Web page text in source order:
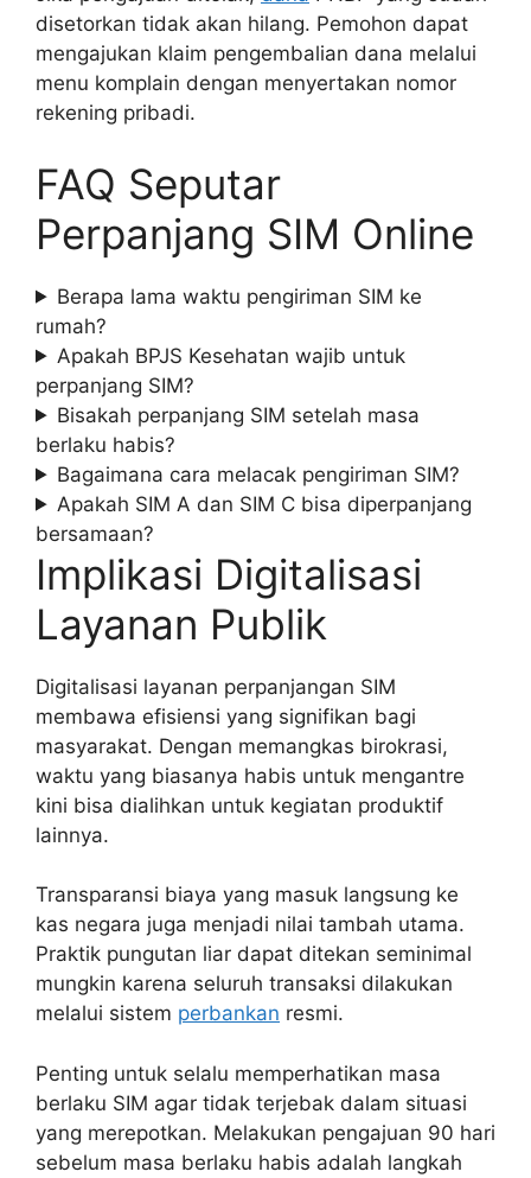
disetorkan tidak akan hilang. Pemohon dapat
mengajukan klaim pengembalian dana melalui
menu komplain dengan menyertakan nomor
rekening pribadi.
FAQ Seputar
Perpanjang SIM Online
Berapa lama waktu pengiriman SIM ke
rumah?
Apakah BPJS Kesehatan wajib untuk
perpanjang SIM?
Bisakah perpanjang SIM setelah masa
berlaku habis?
Bagaimana cara melacak pengiriman SIM?
Apakah SIM A dan SIM C bisa diperpanjang
bersamaan?
Implikasi Digitalisasi
Layanan Publik
Digitalisasi layanan perpanjangan SIM
membawa efisiensi yang signifikan bagi
masyarakat. Dengan memangkas birokrasi,
waktu yang biasanya habis untuk mengantre
kini bisa dialihkan untuk kegiatan produktif
lainnya.
Transparansi biaya yang masuk langsung ke
kas negara juga menjadi nilai tambah utama.
Praktik pungutan liar dapat ditekan seminimal
mungkin karena seluruh transaksi dilakukan
melalui sistem perbankan resmi.
Penting untuk selalu memperhatikan masa
berlaku SIM agar tidak terjebak dalam situasi
yang merepotkan. Melakukan pengajuan 90 hari
sebelum masa berlaku habis adalah langkah